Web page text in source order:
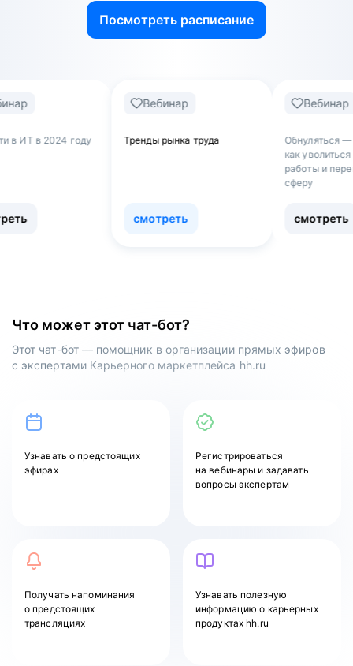
Посмотреть расписание
Тренды рынка труда
Обнуляться — не страшно:
как уволиться с нелюбимой
работы и перейти в новую
Что может этот чат-бот?
Этот чат-бот — помощник в организации прямых эфиров
с экспертами Карьерного маркетплейса hh.ru
Узнаватьо предстоящих
эфирах
Регистрироваться
на вебинары и задавать
вопросы экспертам
Получать напоминания
о предстоящих
трансляциях
Узнавать полезную
информацию о карьерных
продуктах hh.ru